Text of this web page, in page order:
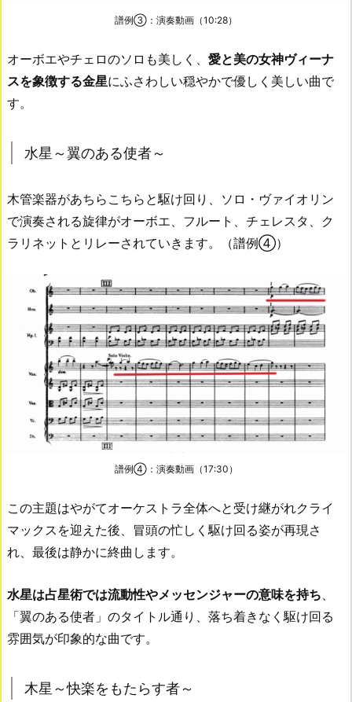
譜例③：演奏動画（10:28）
オーボエやチェロのソロも美しく、 愛と美の女神ヴィーナ
スを象徴する金星にふさわしい穏やかで優しく美しい曲で
す。
水星～翼のある使者～
木管楽器があちらこちらと駆け回り、ソロ・ヴァイオリン
で演奏される旋律がオーボエ、フルート、チェレスタ、ク
ラリネットとリレーされていきます。（譜例④）
譜例④：演奏動画（17:30）
この主題はやがてオーケストラ全体へと受け継がれクライ
マックスを迎えた後、冒頭の忙しく駆け回る姿が再現さ
れ、最後は静かに終曲します。
水星は占星術では流動性やメッセンジャーの意味を持ち
「翼のある使者」のタイトル通り、落ち着きなく駆け回る
雰囲気が印象的な曲です。
木星～快楽をもたらす者～